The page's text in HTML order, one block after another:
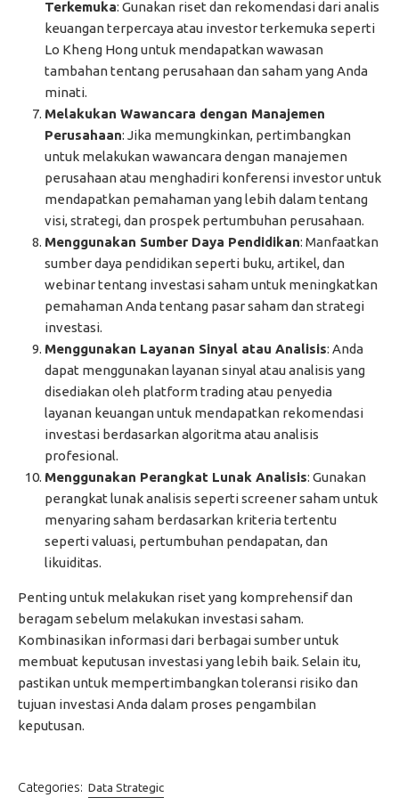
Terkemuka: Gunakan riset dan rekomendasi dari analis
keuangan terpercaya atau investor terkemuka seperti
Lo Kheng Hong untuk mendapatkan wawasan
tambahan tentang perusahaan dan saham yang Anda
minati.
Melakukan Wawancara dengan Manajemen
Perusahaan: Jika memungkinkan, pertimbangkan
untuk melakukan wawancara dengan manajemen
perusahaan atau menghadiri konferensi investor untuk
mendapatkan pemahaman yang lebih dalam tentang
visi, strategi, dan prospek pertumbuhan perusahaan.
Menggunakan Sumber Daya Pendidikan: Manfaatkan
sumber daya pendidikan seperti buku, artikel, dan
webinar tentang investasi saham untuk meningkatkan
pemahaman Anda tentang pasar saham dan strategi
investasi.
Menggunakan Layanan Sinyal atau Analisis: Anda
dapat menggunakan layanan sinyal atau analisis yang
disediakan oleh platform trading atau penyedia
layanan keuangan untuk mendapatkan rekomendasi
investasi berdasarkan algoritma atau analisis
profesional.
Menggunakan Perangkat Lunak Analisis: Gunakan
perangkat lunak analisis seperti screener saham untuk
menyaring saham berdasarkan kriteria tertentu
seperti valuasi, pertumbuhan pendapatan, dan
likuiditas.
Penting untuk melakukan riset yang komprehensif dan
beragam sebelum melakukan investasi saham.
Kombinasikan informasi dari berbagai sumber untuk
membuat keputusan investasi yang lebih baik. Selain itu,
pastikan untuk mempertimbangkan toleransi risiko dan
tujuan investasi Anda dalam proses pengambilan
keputusan.
Categories: Data Strategic